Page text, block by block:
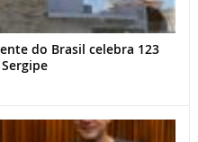
do Brasil celebra 123